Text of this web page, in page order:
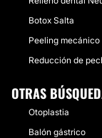
Botox Salta
Peeling
Reducción de
OTRAS
Otoplastia
Balón gástrico